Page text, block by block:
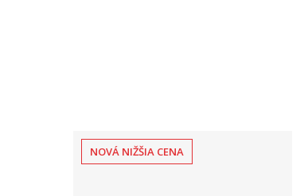
NOVÁ NIŽŠIA CENA